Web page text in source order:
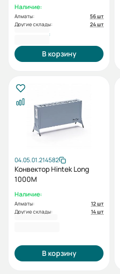
Наличие:
Алматы:
56 шт
Другие склады:
24 шт
В корзину
04.05.01.214582
Конвектор Hintek Long
1000M
Наличие:
Алматы:
12 шт
Другие склады:
14 шт
В корзину